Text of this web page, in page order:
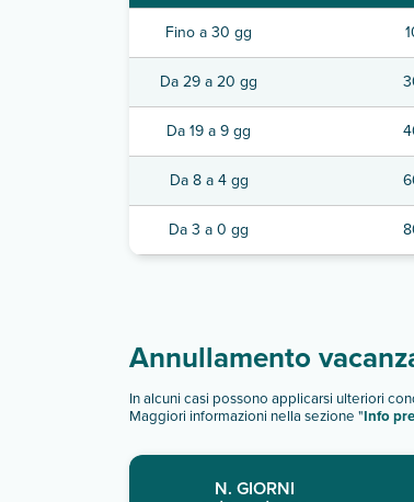
Fino a 30 gg
Da 29 a 20 gg
Da 19 a 9 gg
Da 8 a 4 gg
Da 3 a 0 gg
Annullamento
In alcuni casi possono applicarsi ulteriori
Maggiori informazioni nella sezione "Info
N. GIORNI